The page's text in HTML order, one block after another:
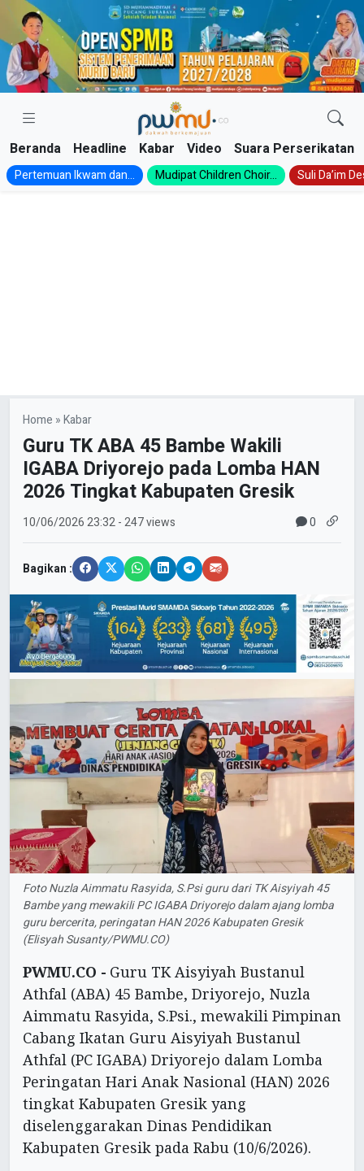
Skip
content
Beranda Headline Kabar Video Suara Perserikatan
Pertemuan Ikwam dan... Mudipat Children Choir... Suli Da’im
Home »Kabar
Guru TK ABA 45 Bambe Wakili
IGABA Driyorejo pada Lomba HAN
2026 Tingkat Kabupaten Gresik
10/06/202623:32- 247 views 0
Bagikan :
Foto Nuzla Aimmatu Rasyida, S.Psi guru dari TK Aisyiyah 45
Bambe yang mewakili PC IGABA Driyorejo dalam ajang lomba
guru bercerita, peringatan HAN 2026 Kabupaten Gresik
(Elisyah Susanty/PWMU.CO)
PWMU.CO - Guru TK Aisyiyah Bustanul
Athfal (ABA) 45 Bambe, Driyorejo, Nuzla
Aimmatu Rasyida, S.Psi., mewakili Pimpinan
Cabang Ikatan Guru Aisyiyah Bustanul
Athfal (PC IGABA) Driyorejo dalam Lomba
Peringatan Hari Anak Nasional (HAN) 2026
tingkat Kabupaten Gresik yang
diselenggarakan Dinas Pendidikan
Kabupaten Gresik pada Rabu (10/6/2026).